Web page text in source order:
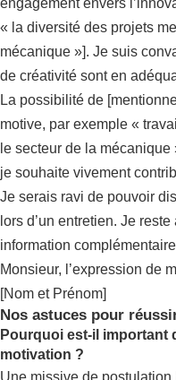
« la diversité des projets
mécanique »]. Je suis
de créativité sont en
La possibilité de
motive, par exemple «
le secteur de la mécanique
je souhaite vivement
Je serais ravi de pouvoir
lors d’un entretien. Je
information
Monsieur, l’expression de
[Nom et Prénom]
Nos astuces pour
Pourquoi est-il important
motivation ?
Une missive de